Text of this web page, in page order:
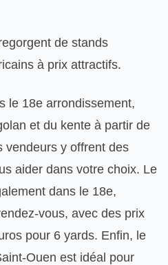
de stands
à prix attractifs.
le 18e arrondissement,
et du kente à partir de
vendeurs y offrent des
aider dans votre choix. Le
dans le 18e,
vous, avec des prix
pour 6 yards. Enfin, le
Ouen est idéal pour